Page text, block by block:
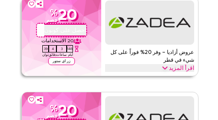
عروض أزاديا – وفر 20% فوراً على كل
شيء في قطر
اقرأ المزيد
20
%
خصم
احصل على كوبون
20 الاستخدامات
146
أيام
3
ساعات
4
دقائق
39
ثوان
زر اي ستور
وفر 20% فوراً مع عرض أزاديا هذا على ملابس الأزياء والأحذية وحقائب اليد
ترويجية خاصة وتوفيرات اليوم.
20
%
خصم